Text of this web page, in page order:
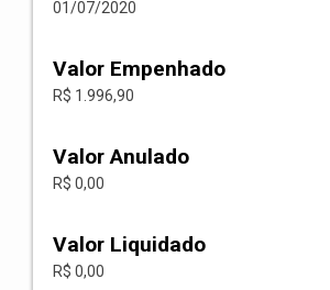
01/07/2020
Valor Empenhado
R$ 1.996,90
Valor Anulado
R$ 0,00
Valor Liquidado
R$ 0,00